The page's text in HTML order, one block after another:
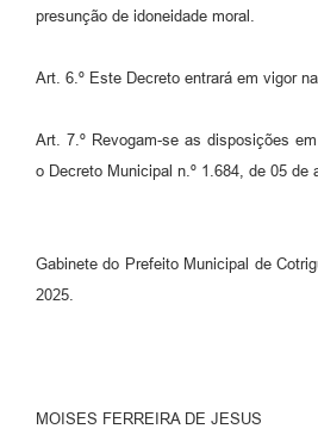
presunção de idoneidade moral.
Art. 6.º Este Decreto entrará em vigor
Art. 7.º Revogam-se as disposições
o Decreto Municipal n.º 1.684, de 05 de
Gabinete do Prefeito Municipal de
2025.
MOISES FERREIRA DE JESUS